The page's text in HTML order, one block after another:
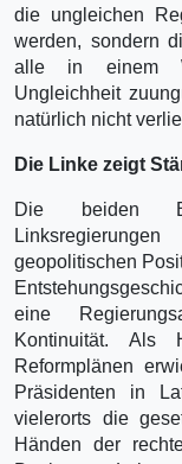
die ungleichen
werden, sondern
alle in einem
Ungleichheit
natürlich nicht
Die Linke zeigt
Die beiden
geopolitischen
eine
Kontinuität. Als
Reformplänen
Präsidenten in
vielerorts die
Händen der